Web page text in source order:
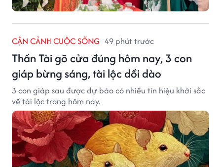
CẬN CẢNH CUỘC SỐNG 49 phút trước
Thần Tài gõ cửa đúng hôm nay, 3 con
giáp bừng sáng, tài lộc dồi dào
3 con giáp sau được dự báo có nhiều tín hiệu khởi sắc
về tài lộc trong hôm nay.